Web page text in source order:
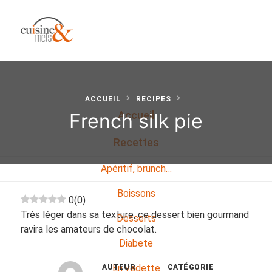
Accueil
Recettes
Apéritif, brunch…
Boissons
Desserts
Diabete
En vedette
ACCUEIL RECIPES
French silk pie
0(0)
Très léger dans sa texture, ce dessert bien gourmand
ravira les amateurs de chocolat.
AUTEUR CATÉGORIE